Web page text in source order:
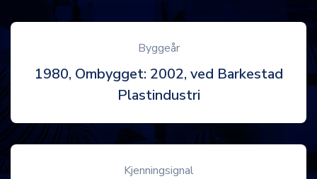
Byggeår
1980, Ombygget: 2002, ved Barkestad
Plastindustri
Kjenningsignal